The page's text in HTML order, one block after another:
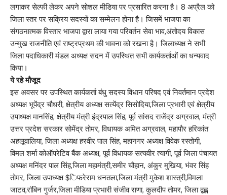
लगाकर सेल्फी लेकर अपने सोशल मीडिया पर प्रसारित करना है। 8 अप्रैल को
जिला स्तर पर सक्रिय सदस्यों का सम्मेलन होना है। जिसमें भाजपा का
संगठनात्मक विस्तार भाजपा द्वारा लाया गया परिवर्तन सेवा भाव,अंतोदय विकास
उन्मुख राजनीति एवं राष्ट्रप्रथम की भावना को रखना है। जिलाध्यक्ष ने सभी
जिला पदाधिकारी मंडल अध्यक्ष सदन में उपस्थित सभी कार्यकर्ताओं का धन्यवाद
किया।
ये रहे मौजूद
इस अवसर पर उपस्थित कार्यकर्ता बंधु सदस्य विधान परिषद एवं निवर्तमान प्रदेश
अध्यक्ष भूपेंद्र चौधरी, क्षेत्रीय अध्यक्ष सत्येंद्र सिसोदिया,जिला प्रभारी एवं क्षेत्रीय
उपाध्यक्ष मानसिंह, क्षेत्रीय मंत्री इंद्रपाल सिंह, पूर्व सांसद राजेंद्र अग्रवाल, मंत्री
उत्तर प्रदेश सरकार सोमेंद्र तोमर, विधायक अमित अग्रवाल, महापौर हरिकांत
अहलूवालिया, जिला अध्यक्ष हरवीर पाल सिंह, महानगर अध्यक्ष विवेक रस्तोगी,
विमल शर्मा कोऑपरेटिव बैंक अध्यक्ष, पूर्व विधायक सत्यवीर त्यागी, पूर्व जिला पंचायत
अध्यक्ष मनिंदर पाल सिंह,जिला महामंत्री,समीर चौहान, अंकुर मुखिया, भंवर सिंह
तोमर, जिला उपाध्यक्ष $िफरेराम धनतला,जिला मंत्री मुकेश शास्त्री,विमला
जाटव,रॉबिन गुर्जर,जिला मीडिया प्रभारी संजीव राणा, कुलदीप तोमर, जिला द्बह्ल